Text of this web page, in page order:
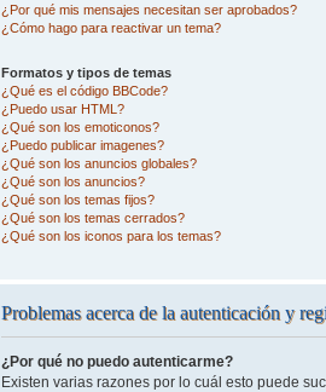
¿Por qué mis mensajes necesitan ser aprobados?
¿Cómo hago para reactivar un tema?
Formatos y tipos de temas
¿Qué es el código BBCode?
¿Puedo usar HTML?
¿Qué son los emoticonos?
¿Puedo publicar imagenes?
¿Qué son los anuncios globales?
¿Qué son los anuncios?
¿Qué son los temas fijos?
¿Qué son los temas cerrados?
¿Qué son los iconos para los temas?
Problemas acerca de la autenticación y
¿Por qué no puedo autenticarme?
Existen varias razones por lo cuál esto puede